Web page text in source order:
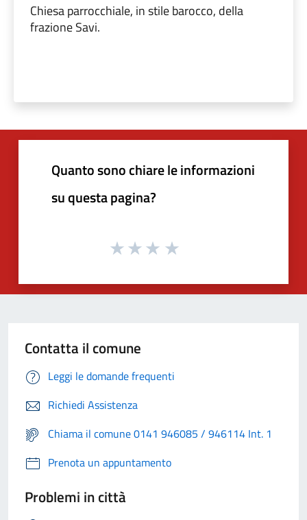
Chiesa parrocchiale, in stile barocco, della
frazione Savi.
Quanto sono chiare le informazioni
su questa pagina?
Contatta il comune
Leggi le domande frequenti
Richiedi Assistenza
Chiama il comune 0141 946085 / 946114 Int. 1
Prenota un appuntamento
Problemi in città